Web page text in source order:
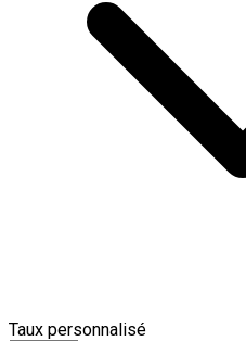
Taux personnalisé